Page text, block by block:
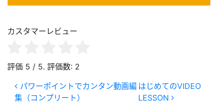
カスタマーレビュー
評価 5 / 5. 評価数: 2
投稿ナビゲーション
パワーポイントでカンタン動画編
集（コンプリート）
はじめてのVIDEO
LESSON